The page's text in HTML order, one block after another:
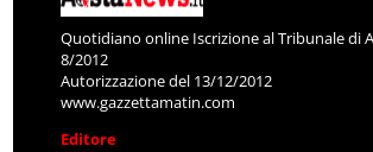
Quotidiano online Iscrizione al Tribunale di
8/2012
Autorizzazione del 13/12/2012
www.gazzettamatin.com
Editore